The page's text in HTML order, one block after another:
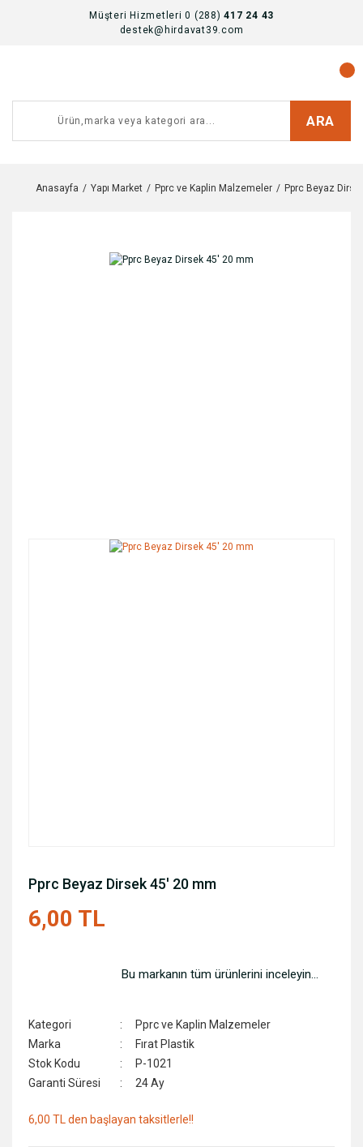
Müşteri Hizmetleri 0 (288)417 24 43
destek@hirdavat39.com
ARA
Anasayfa Yapı Market Pprc ve Kaplin Malzemeler Pprc Beyaz
Pprc Beyaz Dirsek 45' 20 mm
6,00 TL
Bu markanın tüm ürünlerini inceleyin...
Kategori
Pprc ve Kaplin Malzemeler
Marka
Fırat Plastik
Stok Kodu
P-1021
Garanti Süresi
24 Ay
6,00 TL den başlayan taksitlerle!!